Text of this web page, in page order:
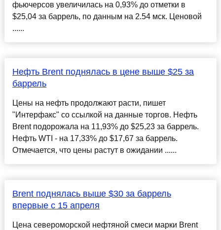
фьючерсов увеличилась на 0,93% до отметки в
$25,04 за баррель, по данным на 2.54 мск. Ценовой
......
Нефть Brent поднялась в цене выше $25 за
баррель
Цены на нефть продолжают расти, пишет
"Интерфакс" со ссылкой на данные торгов. Нефть
Brent подорожала на 11,93% до $25,23 за баррель.
Нефть WTI - на 17,33% до $17,67 за баррель.
Отмечается, что цены растут в ожидании ......
Brent поднялась выше $30 за баррель
впервые с 15 апреля
Цена североморской нефтяной смеси марки Brent